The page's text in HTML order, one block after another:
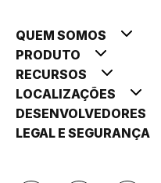
QUEM SOMOS
PRODUTO
RECURSOS
LOCALIZAÇÕES
DESENVOLVEDORES
LEGAL E SEGURANÇA